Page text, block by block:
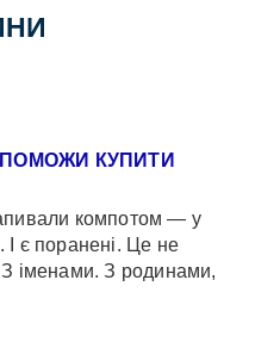
КУПИТИ
компотом — у
є поранені. Це не
іменами. З родинами,